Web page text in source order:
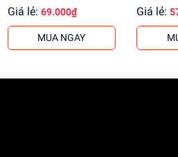
Giá lẻ: 69.000₫
MUA NGAY
Giá lẻ: